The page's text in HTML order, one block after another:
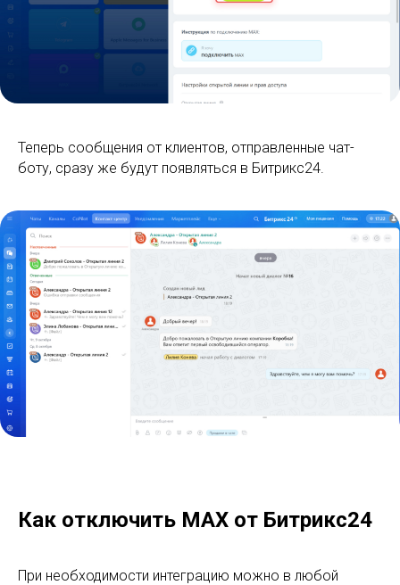
Теперь сообщения от клиентов, отправленные чат-
боту, сразу же будут появляться в Битрикс24.
Как отключить MAX от Битрикс24
При необходимости интеграцию можно в любой